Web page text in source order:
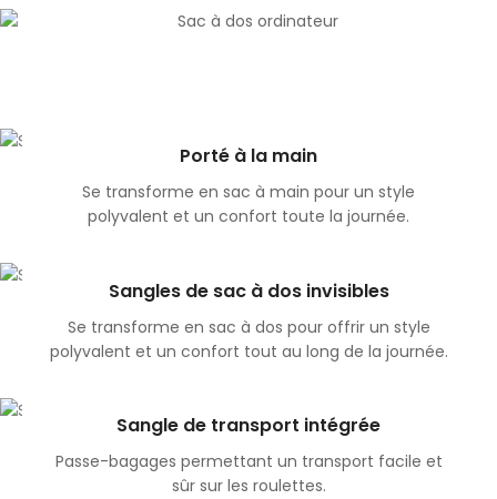
Porté à la main
Se transforme en sac à main pour un style
polyvalent et un confort toute la journée.
Sangles de sac à dos invisibles
Se transforme en sac à dos pour offrir un style
polyvalent et un confort tout au long de la journée.
Sangle de transport intégrée
Passe-bagages permettant un transport facile et
sûr sur les roulettes.